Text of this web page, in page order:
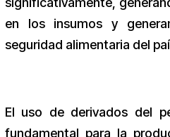
en los insumos y
seguridad alimentaria del
El uso de derivados del
fundamental para la